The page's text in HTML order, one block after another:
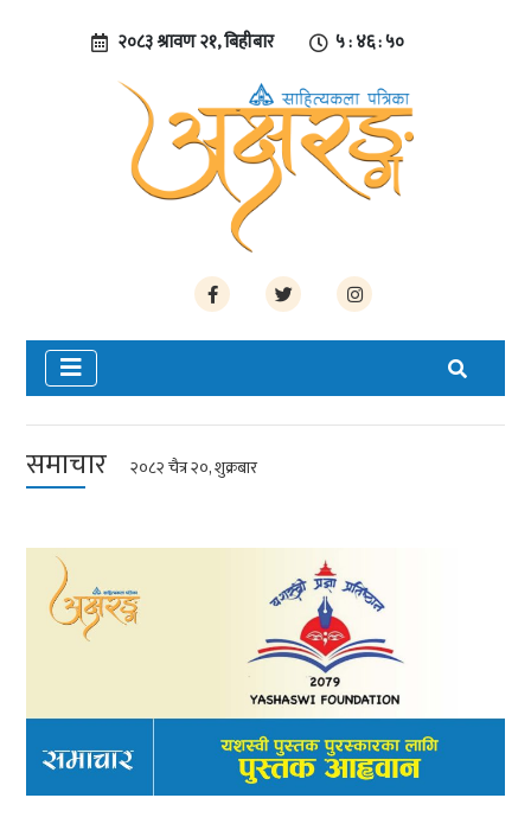
२०८३ श्रावण २१, बिहीबार ५ : ४६ : ५१
समाचार २०८२ चैत्र २०, शुक्रबार